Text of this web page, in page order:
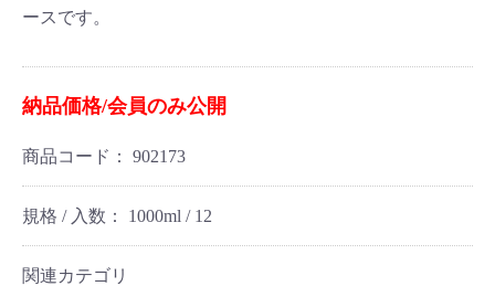
ースです。
納品価格/会員のみ公開
商品コード： 902173
規格 / 入数： 1000ml / 12
関連カテゴリ